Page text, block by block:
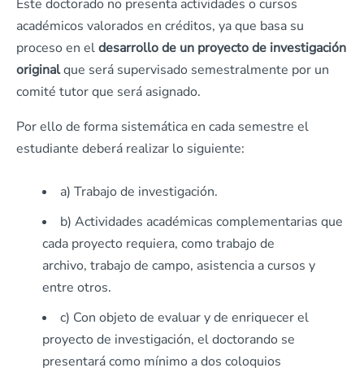
Este doctorado no presenta actividades o cursos
académicos valorados en créditos, ya que basa su
proceso en eldesarrollo de un proyecto de investigación
originalque será supervisado semestralmente por un
comité tutor que será asignado.
Por ello de forma sistemática en cada semestre el
estudiante deberá realizar lo siguiente:
a) Trabajo de investigación.
b) Actividades académicas complementarias que
cada proyecto requiera, como trabajo de
archivo, trabajo de campo, asistencia a cursos y
entre otros.
c) Con objeto de evaluar y de enriquecer el
proyecto de investigación, el doctorando se
presentará como mínimo a dos coloquios